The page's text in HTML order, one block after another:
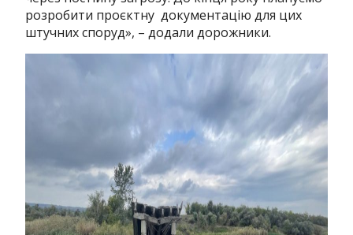
розробити проєктну документацію для цих
штучних споруд», – додали дорожники.